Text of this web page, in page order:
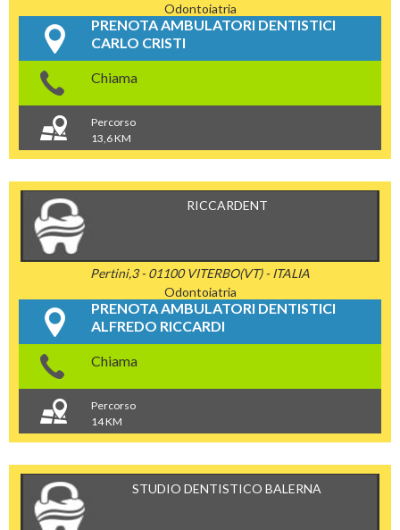
Odontoiatria
PRENOTA AMBULATORI DENTISTICI
CARLO CRISTI
Chiama
Percorso
13,6 KM
RICCARDENT
Pertini,3 - 01100 VITERBO(VT) - ITALIA
Odontoiatria
PRENOTA AMBULATORI DENTISTICI
ALFREDO RICCARDI
Chiama
Percorso
14 KM
STUDIO DENTISTICO BALERNA